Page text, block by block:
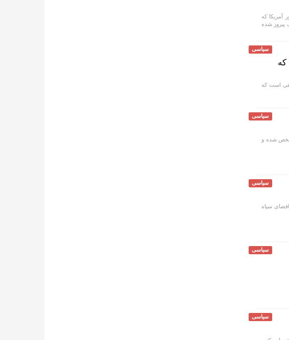
آمریکا که
پیروز شده
سیاسی
که
در ۲۰۲۶ التماس‌کننده توافقی است که
سیاسی
شده و
سیاسی
سپاه
سیاسی
سیاسی